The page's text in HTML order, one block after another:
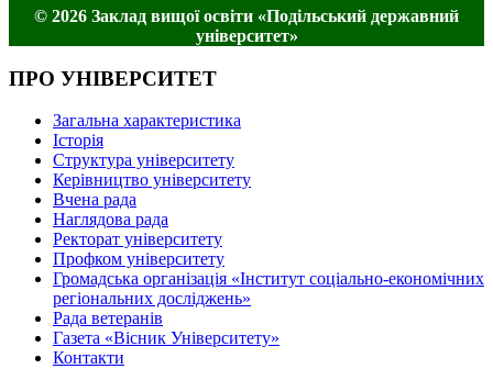
© 2026 Заклад вищої освіти «Подільський державний
університет»
ПРО УНІВЕРСИТЕТ
Загальна характеристика
Історія
Структура університету
Керівництво університету
Вчена рада
Наглядова рада
Ректорат університету
Профком університету
Громадська організація «Інститут соціально-економічних
регіональних досліджень»
Рада ветеранів
Газета «Вісник Університету»
Контакти